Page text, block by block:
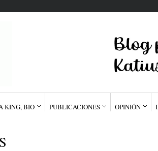
KING, BIO PUBLICACIONES OPINIÓN